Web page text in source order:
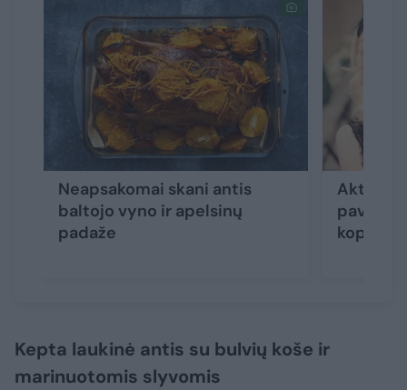
Neapsakomai skani antis
baltojo vyno ir apelsinų
padaže
Aktorė
Kepta laukinė antis su bulvių koše ir
marinuotomis slyvomis